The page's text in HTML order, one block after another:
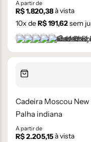
A partir de
R$1.820,38à vista
10x deR$191,62sem
Castanho
Castanho Médio
Laca Branco
Laca Cinza
Laca Preta
+2 cores
Cadeira Moscou New
Palha indiana
A partir de
R$2.205,15à vista